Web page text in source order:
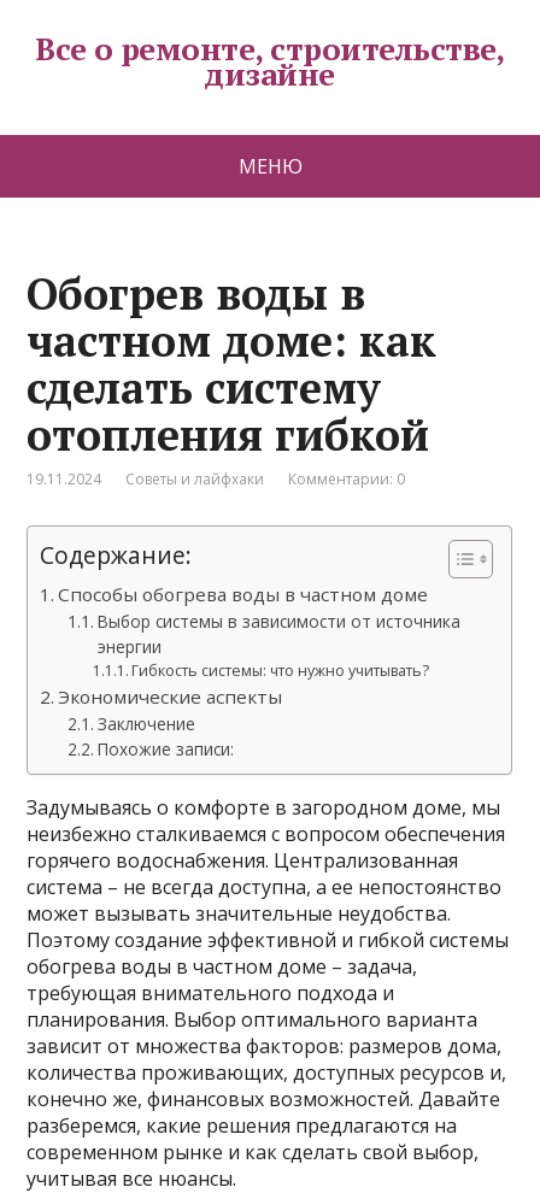
Все о ремонте, строительстве,
дизайне
МЕНЮ
Обогрев воды в
частном доме: как
сделать систему
отопления гибкой
19.11.2024 Советы и лайфхаки Комментарии: 0
Содержание:
Способы обогрева воды в частном доме
Выбор системы в зависимости от источника
энергии
Гибкость системы: что нужно учитывать?
Экономические аспекты
Заключение
Похожие записи:
Задумываясь о комфорте в загородном доме, мы
неизбежно сталкиваемся с вопросом обеспечения
горячего водоснабжения. Централизованная
система – не всегда доступна, а ее непостоянство
может вызывать значительные неудобства.
Поэтому создание эффективной и гибкой системы
обогрева воды в частном доме – задача,
требующая внимательного подхода и
планирования. Выбор оптимального варианта
зависит от множества факторов: размеров дома,
количества проживающих, доступных ресурсов и,
конечно же, финансовых возможностей. Давайте
разберемся, какие решения предлагаются на
современном рынке и как сделать свой выбор,
учитывая все нюансы.